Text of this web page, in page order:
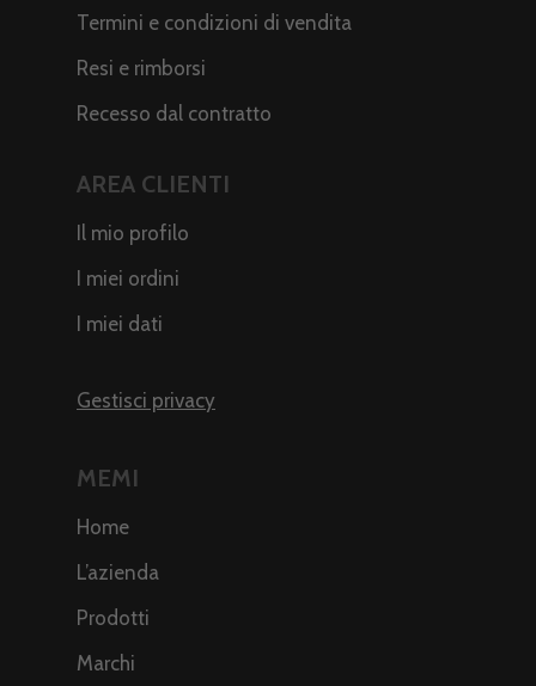
Termini e condizioni di vendita
Resi e rimborsi
Recesso dal contratto
AREA CLIENTI
Il mio profilo
I miei ordini
I miei dati
Gestisci privacy
MEMI
Home
L’azienda
Prodotti
Marchi